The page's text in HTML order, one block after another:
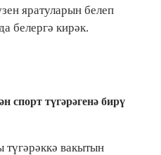
яратуларын белеп
белергә кирәк.
спорт түгәрәгенә бирү
түгәрәккә вакытын